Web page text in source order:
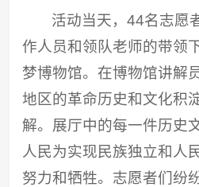
活动当天，44名志愿
作人员和领队老师的带领
梦博物馆。在博物馆讲解
地区的革命历史和文化积
解。展厅中的每一件历史
人民为实现民族独立和人
努力和牺牲。志愿者们纷